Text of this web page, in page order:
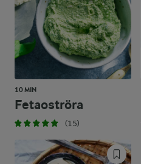
10 MIN
Fetaoströra
(15)